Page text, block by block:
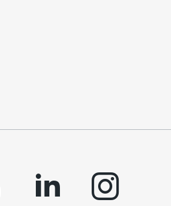
linkedin instagram